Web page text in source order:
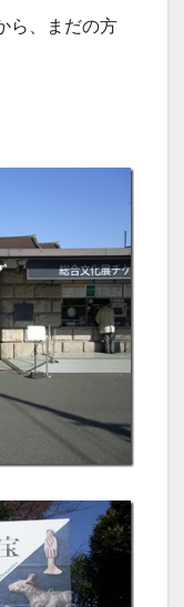
ら、まだの方